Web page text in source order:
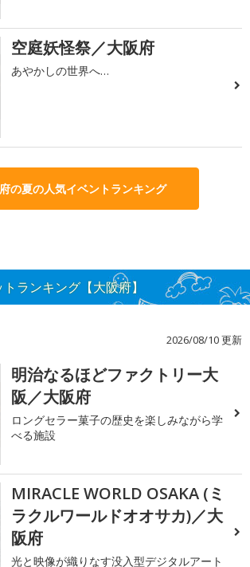
空庭妖怪祭／大阪府
あやかしの世界へ…
の夏の人気イベントランキング
ランキング【大阪府】
2026/08/10 更新
明治なるほどファクトリー大
阪／大阪府
ロングセラー菓子の歴史を楽しみながら学
べる施設
MIRACLE WORLD OSAKA (ミ
ラクルワールドオオサカ)／大
阪府
光と映像が織りなす没入型デジタルアート